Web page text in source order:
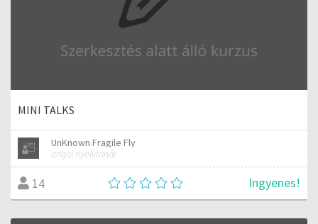
MINI TALKS
UnKnown Fragile Fly
angol nyelvtanár
14 Ingyenes!